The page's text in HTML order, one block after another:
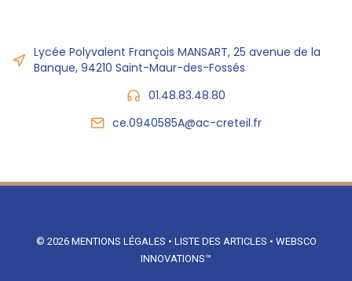
Lycée Polyvalent François MANSART, 25 avenue de la
Banque, 94210 Saint-Maur-des-Fossés
01.48.83.48.80
ce.0940585A@ac-creteil.fr
© 2026 MENTIONS LÉGALES • LISTE DES ARTICLES • WEBSCO
INNOVATIONS™